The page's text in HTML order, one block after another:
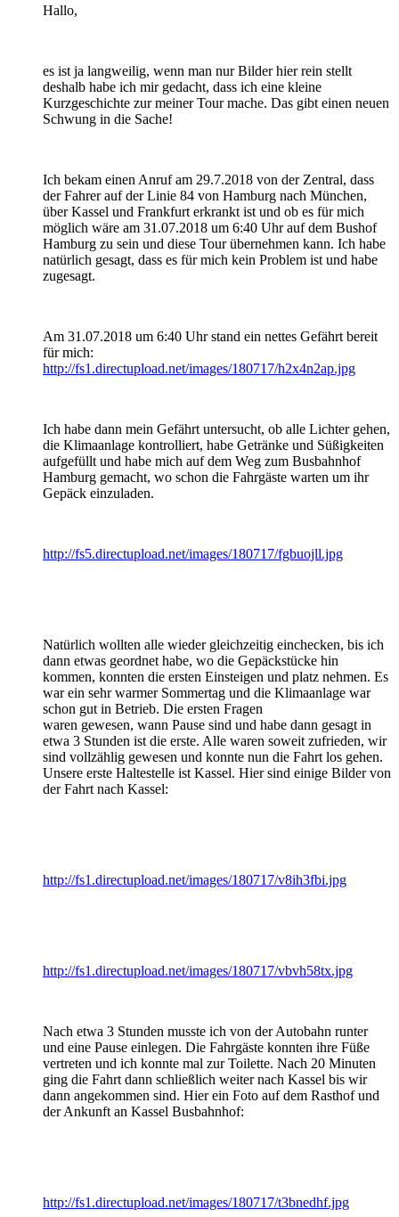
Hallo,
es ist ja langweilig, wenn man nur Bilder hier rein stellt
deshalb habe ich mir gedacht, dass ich eine kleine
Kurzgeschichte zur meiner Tour mache. Das gibt einen neuen
Schwung in die Sache!
Ich bekam einen Anruf am 29.7.2018 von der Zentral, dass
der Fahrer auf der Linie 84 von Hamburg nach München,
über Kassel und Frankfurt erkrankt ist und ob es für mich
möglich wäre am 31.07.2018 um 6:40 Uhr auf dem Bushof
Hamburg zu sein und diese Tour übernehmen kann. Ich habe
natürlich gesagt, dass es für mich kein Problem ist und habe
zugesagt.
Am 31.07.2018 um 6:40 Uhr stand ein nettes Gefährt bereit
für mich:
http://fs1.directupload.net/images/180717/h2x4n2ap.jpg
Ich habe dann mein Gefährt untersucht, ob alle Lichter gehen,
die Klimaanlage kontrolliert, habe Getränke und Süßigkeiten
aufgefüllt und habe mich auf dem Weg zum Busbahnhof
Hamburg gemacht, wo schon die Fahrgäste warten um ihr
Gepäck einzuladen.
http://fs5.directupload.net/images/180717/fgbuojll.jpg
Natürlich wollten alle wieder gleichzeitig einchecken, bis ich
dann etwas geordnet habe, wo die Gepäckstücke hin
kommen, konnten die ersten Einsteigen und platz nehmen. Es
war ein sehr warmer Sommertag und die Klimaanlage war
schon gut in Betrieb. Die ersten Fragen
waren gewesen, wann Pause sind und habe dann gesagt in
etwa 3 Stunden ist die erste. Alle waren soweit zufrieden, wir
sind vollzählig gewesen und konnte nun die Fahrt los gehen.
Unsere erste Haltestelle ist Kassel. Hier sind einige Bilder von
der Fahrt nach Kassel:
http://fs1.directupload.net/images/180717/v8ih3fbi.jpg
http://fs1.directupload.net/images/180717/vbvh58tx.jpg
Nach etwa 3 Stunden musste ich von der Autobahn runter
und eine Pause einlegen. Die Fahrgäste konnten ihre Füße
vertreten und ich konnte mal zur Toilette. Nach 20 Minuten
ging die Fahrt dann schließlich weiter nach Kassel bis wir
dann angekommen sind. Hier ein Foto auf dem Rasthof und
der Ankunft an Kassel Busbahnhof:
http://fs1.directupload.net/images/180717/t3bnedhf.jpg